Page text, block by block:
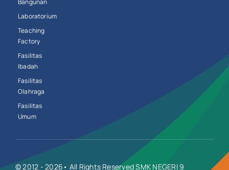
Laboratorium
Teaching
Factory
Fasilitas
Ibadah
Fasilitas
Olahraga
Fasilitas
Umum
© 2012 - 2026• All Rights Reserved SMK NEGERI 9